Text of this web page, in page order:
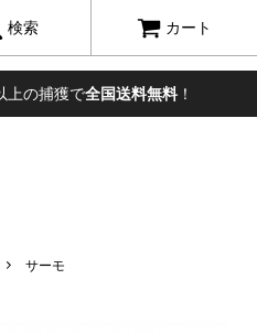
上の捕獲で全国送料無料！
検索 カート
サーモ